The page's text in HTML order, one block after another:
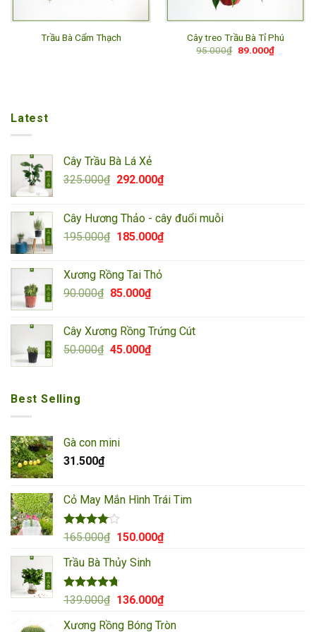
Trầu Bà Cẩm Thạch
Cây treo Trầu Bà Tỉ Phú
95.000₫ Giá
89.000₫Giá
hiện
Latest
Cây Trầu Bà Lá Xẻ
325.000₫ Giá
325.000₫.
292.000₫Giá
là:
292.000₫.
Cây Hương Thảo - cây đuổi muỗi
195.000₫ Giá
195.000₫.
185.000₫Giá
Xương Rồng Tai Thỏ
90.000₫ Giá
90.000₫.
85.000₫Giá
là:
85.000₫.
Cây Xương Rồng Trứng Cút
50.000₫ Giá
45.000₫Giá
Best Selling
Gà con mini
31.500₫
Cỏ May Mắn Hình Trái Tim
Được
xếp hạng
4.005
sao
165.000₫ Giá
là:
165.000₫.
150.000₫Giá
150.000₫.
Trầu Bà Thủy Sinh
Được xếp
4.67
5 sao
139.000₫ Giá
là:
136.000₫Giá
tại
Xương Rồng Bóng Tròn